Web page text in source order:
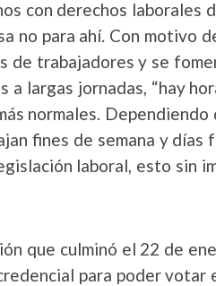
con derechos laborales
no para ahí. Con motivo
de trabajadores y se
a largas jornadas, “hay
normales. Dependiendo
fines de semana y días
laboral, esto sin
que culminó el 22 de
para poder votar